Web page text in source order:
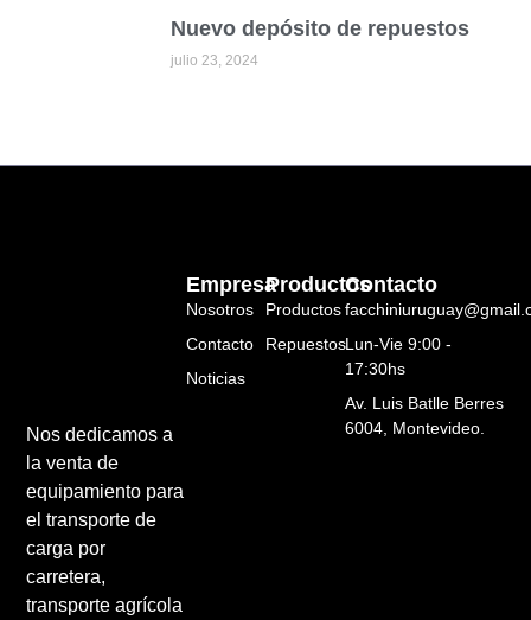
Nuevo depósito de repuestos
julio 23, 2024
Nos dedicamos a
la venta de
equipamiento para
el transporte de
carga por
carretera,
transporte agrícola
Productos
Productos
Repuestos
Empresa
Nosotros
Contacto
Noticias
Contacto
Lun-Vie 9:00 -
17:30hs
Av. Luis Batlle Berres
6004, Montevideo.